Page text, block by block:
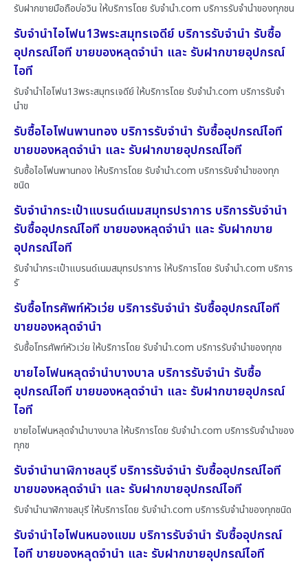
รับฝากขายมือถือบ่อวิน ให้บริการโดย รับจํานํา.com บริการรับจำนำของทุกชน
รับจำนำไอโฟน13พระสมุทรเจดีย์ บริการรับจำนำ รับซื้อ
อุปกรณ์ไอที ขายของหลุดจำนำ และ รับฝากขายอุปกรณ์
ไอที
รับจำนำไอโฟน13พระสมุทรเจดีย์ ให้บริการโดย รับจํานํา.com บริการรับจำ
นำข
รับซื้อไอโฟนพานทอง บริการรับจำนำ รับซื้ออุปกรณ์ไอที
ขายของหลุดจำนำ และ รับฝากขายอุปกรณ์ไอที
รับซื้อไอโฟนพานทอง ให้บริการโดย รับจํานํา.com บริการรับจำนำของทุก
ชนิด
รับจำนำกระเป๋าแบรนด์เนมสมุทรปราการ บริการรับจำนำ
รับซื้ออุปกรณ์ไอที ขายของหลุดจำนำ และ รับฝากขาย
อุปกรณ์ไอที
รับจำนำกระเป๋าแบรนด์เนมสมุทรปราการ ให้บริการโดย รับจํานํา.com บริการ
รั
รับซื้อโทรศัพท์หัวเว่ย บริการรับจำนำ รับซื้ออุปกรณ์ไอที
ขายของหลุดจำนำ
รับซื้อโทรศัพท์หัวเว่ย ให้บริการโดย รับจํานํา.com บริการรับจำนำของทุกช
ขายไอโฟนหลุดจำนำบางบาล บริการรับจำนำ รับซื้อ
อุปกรณ์ไอที ขายของหลุดจำนำ และ รับฝากขายอุปกรณ์
ไอที
ขายไอโฟนหลุดจำนำบางบาล ให้บริการโดย รับจํานํา.com บริการรับจำนำของ
ทุกช
รับจำนำนาฬิกาชลบุรี บริการรับจำนำ รับซื้ออุปกรณ์ไอที
ขายของหลุดจำนำ และ รับฝากขายอุปกรณ์ไอที
รับจำนำนาฬิกาชลบุรี ให้บริการโดย รับจํานํา.com บริการรับจำนำของทุกชนิด
รับจำนำไอโฟนหนองแขม บริการรับจำนำ รับซื้ออุปกรณ์
ไอที ขายของหลุดจำนำ และ รับฝากขายอุปกรณ์ไอที